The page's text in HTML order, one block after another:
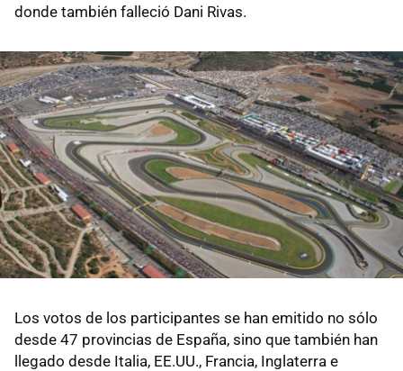
donde también falleció Dani Rivas.
Los votos de los participantes se han emitido no sólo
desde 47 provincias de España, sino que también han
llegado desde Italia, EE.UU., Francia, Inglaterra e